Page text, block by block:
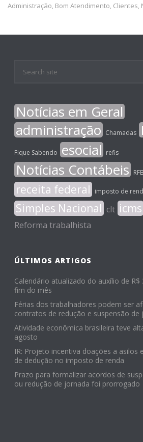
Administração, Bom Atendimento, Clientes,
Notícias em Geral
administração Chamadas
Fique Sabendo esocial refis
Notícias Contábeis RFB
receita federal imposto de
Simples Nacional clt icms
Reforma trabalhista
ÚLTIMOS ARTIGOS
Calendário atualizado do auxílio de R$
fim do mês
Férias dos trabalhadores podem ser
contratos de redução e suspensão de
Atividade econômica brasileira teve
agosto
IR: Projeto incentiva doações a asilos
de dedução no imposto de renda
Prazo para formalizar acordos de
ou redução de jornada foi prorrogado